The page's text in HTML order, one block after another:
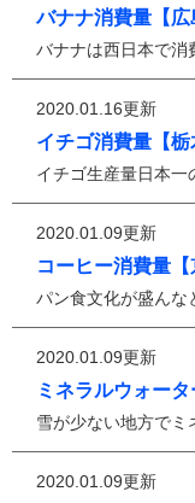
バナナ消費量【広
バナナは西日本で消
2020.01.16更新
イチゴ消費量【栃
イチゴ生産量日本一
2020.01.09更新
コーヒー消費量【
パン食文化が盛んな
2020.01.09更新
ミネラルウォータ
雪が少ない地方でミ
2020.01.09更新